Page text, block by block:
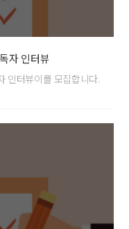
자 인터뷰
인터뷰이를 모집합니다.